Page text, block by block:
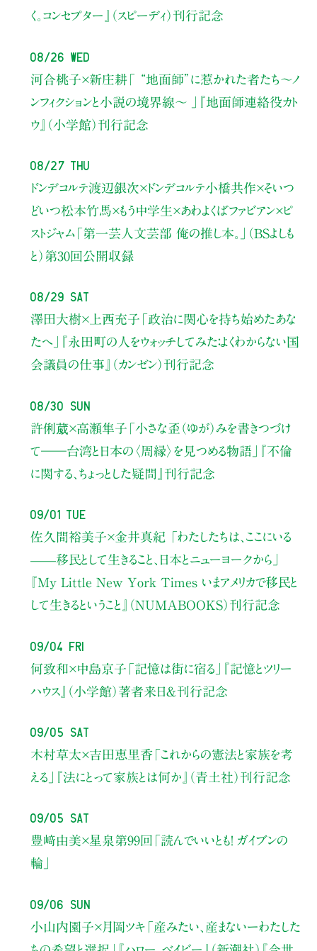
く。コンセプター』（スピーディ）刊行記念
08/26 Wed
河合桃子×新庄耕「 “地面師”に惹かれた者たち〜ノ
ンフィクションと小説の境界線〜 」
『地面師連絡役カト
ウ』（小学館）刊行記念
08/27 Thu
ドンデコルテ渡辺銀次×ドンデコルテ小橋共作×そいつ
どいつ松本竹馬×もう中学生×あわよくばファビアン×ピ
ストジャム「第一芸人文芸部 俺の推し本。」（BSよしも
と） 第30回公開収録
08/29 Sat
澤田大樹×上西充子 「政治に関心を持ち始めたあな
たへ」
『永田町の人をウォッチしてみた：よくわからない国
会議員の仕事』（カンゼン）刊行記念
08/30 Sun
許俐葳×高瀬隼子 「小さな歪（ゆが）みを書きつづけ
て――台湾と日本の〈周縁〉を見つめる物語」
『不倫
に関する、ちょっとした疑問』刊行記念
09/01 Tue
佐久間裕美子×金井真紀 「わたしたちは、ここにいる
——移民として生きること、日本とニューヨークから」
『My Little New York Times いまアメリカで移民と
して生きるということ』（NUMABOOKS）刊行記念
09/04 Fri
何致和×中島京子 「記憶は街に宿る」
『記憶とツリー
ハウス』（小学館）著者来日＆刊行記念
09/05 Sat
木村草太×吉田恵里香 「これからの憲法と家族を考
える」
『法にとって家族とは何か』（青土社）刊行記念
09/05 Sat
豊﨑由美×星泉 第99回「読んでいいとも！ ガイブンの
輪」
09/06 Sun
小山内園子×月岡ツキ 「産みたい、産まないーわたした